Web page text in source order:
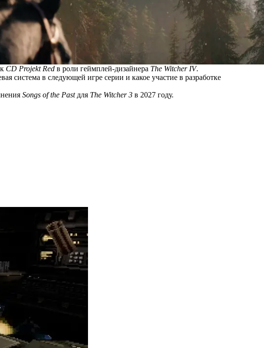
CD Projekt Red в роли геймплей-дизайнера The Witcher IV.
система в следующей игре серии и какое участие в разработке
Songs of the Pastдля The Witcher 3 в 2027 году.